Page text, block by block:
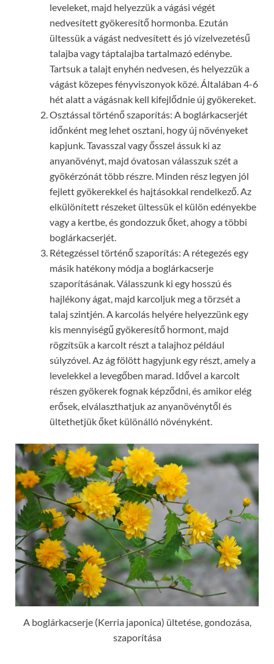
leveleket, majd helyezzük a vágási végét
nedvesített gyökeresítő hormonba. Ezután
ültessük a vágást nedvesített és jó vízelvezetésű
talajba vagy táptalajba tartalmazó edénybe.
Tartsuk a talajt enyhén nedvesen, és helyezzük a
vágást közepes fényviszonyok közé. Általában 4-6
hét alatt a vágásnak kell kifejlődnie új gyökereket.
Osztással történő szaporítás: A boglárkacserjét
időnként meg lehet osztani, hogy új növényeket
kapjunk. Tavasszal vagy ősszel ássuk ki az
anyanövényt, majd óvatosan válasszuk szét a
gyökérzónát több részre. Minden rész legyen jól
fejlett gyökerekkel és hajtásokkal rendelkező. Az
elkülönített részeket ültessük el külön edényekbe
vagy a kertbe, és gondozzuk őket, ahogy a többi
boglárkacserjét.
Rétegzéssel történő szaporítás: A rétegezés egy
másik hatékony módja a boglárkacserje
szaporításának. Válasszunk ki egy hosszú és
hajlékony ágat, majd karcoljuk meg a törzsét a
talaj szintjén. A karcolás helyére helyezzünk egy
kis mennyiségű gyökeresítő hormont, majd
rögzítsük a karcolt részt a talajhoz például
súlyzóvel. Az ág fölött hagyjunk egy részt, amely a
levelekkel a levegőben marad. Idővel a karcolt
részen gyökerek fognak képződni, és amikor elég
erősek, elválaszthatjuk az anyanövénytől és
ültethetjük őket különálló növényként.
A boglárkacserje (Kerria japonica) ültetése, gondozása,
szaporítása